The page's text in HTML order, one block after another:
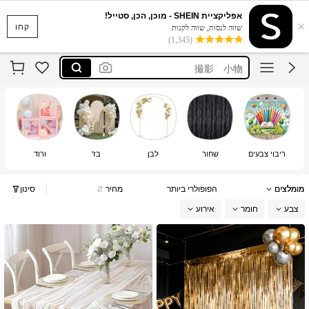
קחו ×
אפליקציית SHEIN - מוכן, הכן, סטייל!
שווה לנסות, שווה לקנות
(1,345)
写真撮影 小物
party accessories
撮影 小物
タペストリー 大判
写真撮影 小物
party accessories
ריבוי צבעים שחור לבן בז' ורוד
מומלצים הפופולרי ביותר מחיר סינון
צבע חומר אירוע